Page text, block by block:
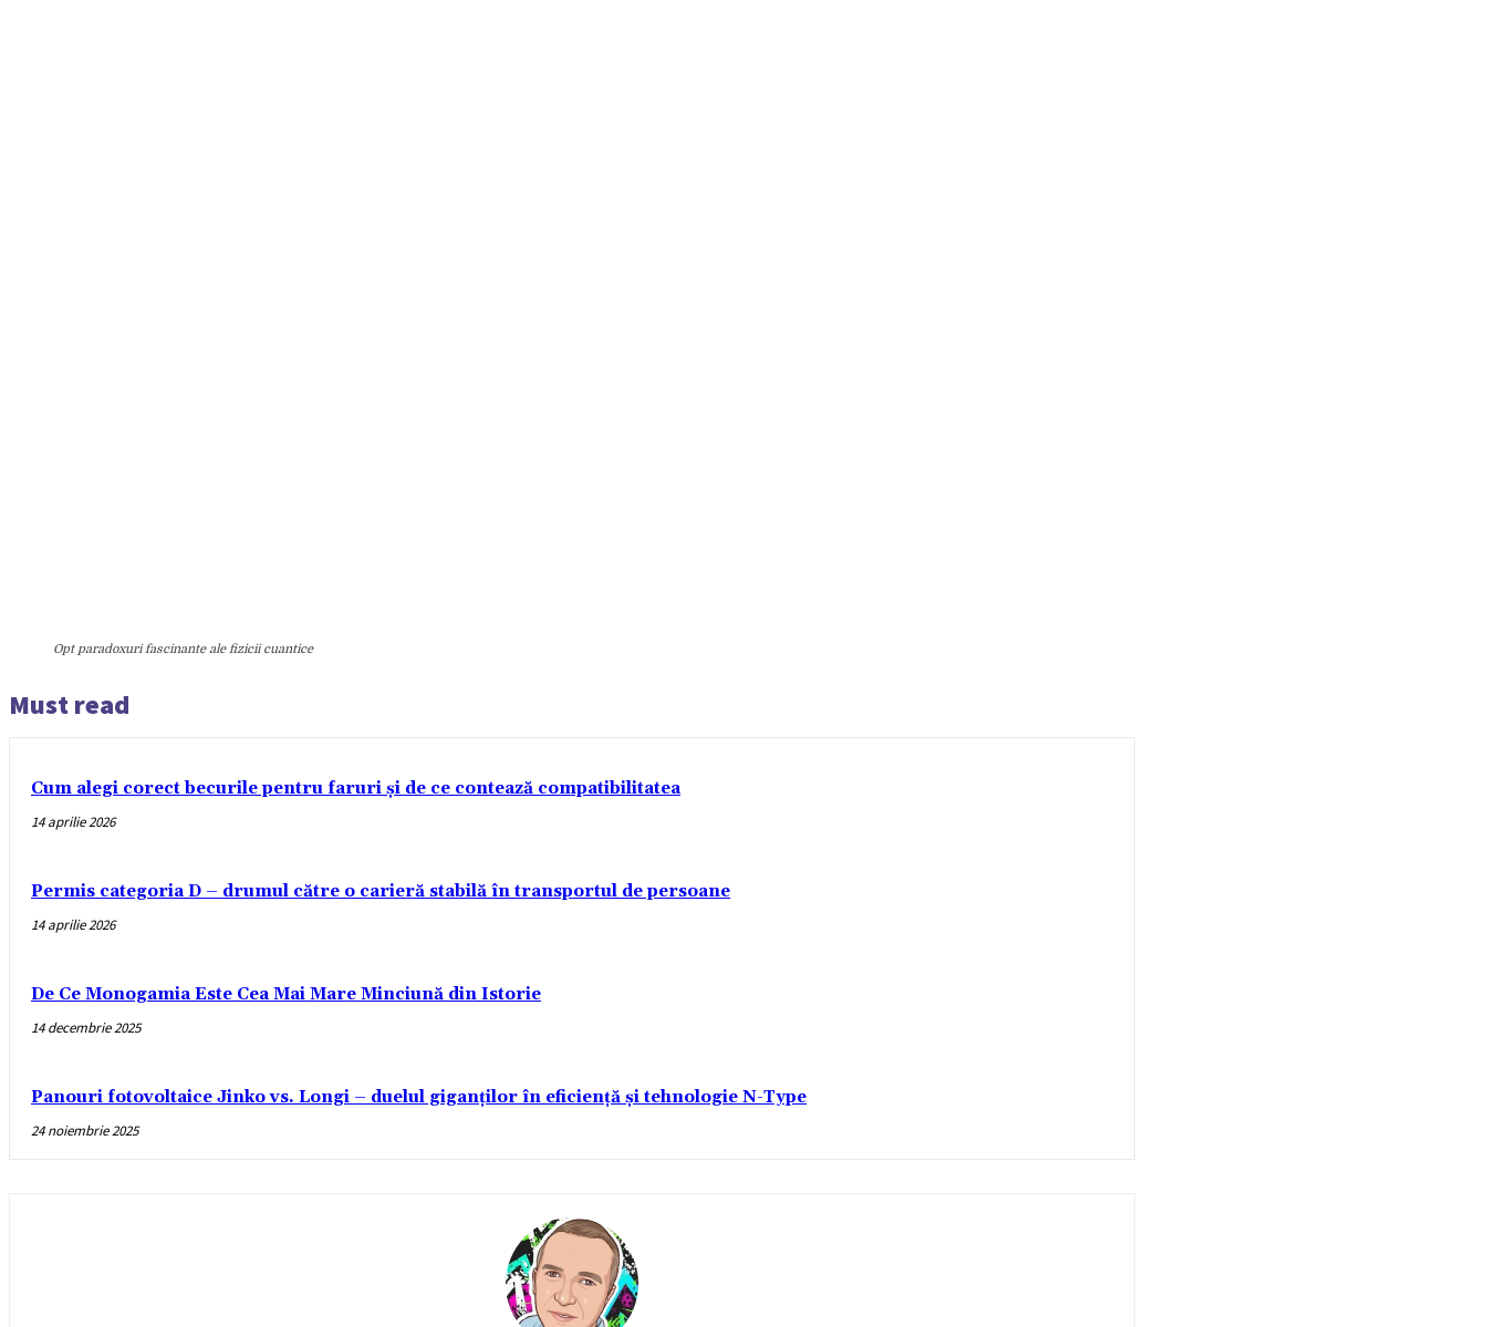
Opt paradoxuri fascinante ale fizicii cuantice
Must read
Cum alegi corect becurile pentru faruri și de ce contează compatibilitatea
14 aprilie 2026
Permis categoria D – drumul către o carieră stabilă în transportul de persoane
14 aprilie 2026
De Ce Monogamia Este Cea Mai Mare Minciună din Istorie
14 decembrie 2025
Panouri fotovoltaice Jinko vs. Longi – duelul giganților în eficiență și tehnologie N-Type
24 noiembrie 2025